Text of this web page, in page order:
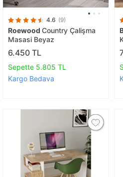
4.6 (9)
Roewood Country Çalişma
Masasi Beyaz
6.450 TL
Sepette 5.805 TL
Kargo Bedava